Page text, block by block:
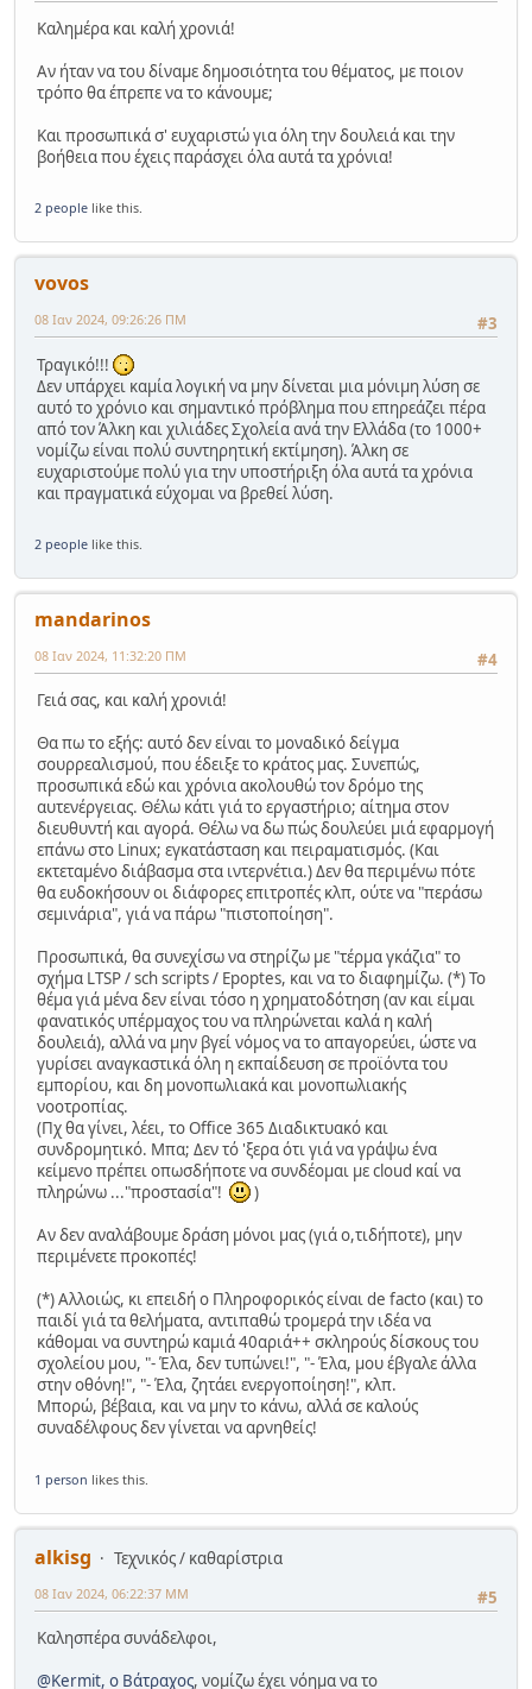
Καλημέρα και καλή χρονιά!
Αν ήταν να του δίναμε δημοσιότητα του θέματος, με ποιον
τρόπο θα έπρεπε να το κάνουμε;
Και προσωπικά σ' ευχαριστώ για όλη την δουλειά και την
βοήθεια που έχεις παράσχει όλα αυτά τα χρόνια!
2 people like this.
vovos
#3
08 Ιαν 2024, 09:26:26 ΠΜ
Τραγικό!!!
Δεν υπάρχει καμία λογική να μην δίνεται μια μόνιμη λύση σε
αυτό το χρόνιο και σημαντικό πρόβλημα που επηρεάζει πέρα
από τον Άλκη και χιλιάδες Σχολεία ανά την Ελλάδα (το 1000+
νομίζω είναι πολύ συντηρητική εκτίμηση). Άλκη σε
ευχαριστούμε πολύ για την υποστήριξη όλα αυτά τα χρόνια
και πραγματικά εύχομαι να βρεθεί λύση.
2 people like this.
mandarinos
#4
08 Ιαν 2024, 11:32:20 ΠΜ
Γειά σας, και καλή χρονιά!
Θα πω το εξής: αυτό δεν είναι το μοναδικό δείγμα
σουρρεαλισμού, που έδειξε το κράτος μας. Συνεπώς,
προσωπικά εδώ και χρόνια ακολουθώ τον δρόμο της
αυτενέργειας. Θέλω κάτι γιά το εργαστήριο; αίτημα στον
διευθυντή και αγορά. Θέλω να δω πώς δουλεύει μιά εφαρμογή
επάνω στο Linux; εγκατάσταση και πειραματισμός. (Και
εκτεταμένο διάβασμα στα ιντερνέτια.) Δεν θα περιμένω πότε
θα ευδοκήσουν οι διάφορες επιτροπές κλπ, ούτε να "περάσω
σεμινάρια", γιά να πάρω "πιστοποίηση".
Προσωπικά, θα συνεχίσω να στηρίζω με "τέρμα γκάζια" το
σχήμα LTSP / sch scripts / Epoptes, και να το διαφημίζω. (*) Το
θέμα γιά μένα δεν είναι τόσο η χρηματοδότηση (αν και είμαι
φανατικός υπέρμαχος του να πληρώνεται καλά η καλή
δουλειά), αλλά να μην βγεί νόμος να το απαγορεύει, ώστε να
γυρίσει αναγκαστικά όλη η εκπαίδευση σε προϊόντα του
εμπορίου, και δη μονοπωλιακά και μονοπωλιακής
νοοτροπίας.
(Πχ θα γίνει, λέει, το Office 365 Διαδικτυακό και
συνδρομητικό. Μπα; Δεν τό 'ξερα ότι γιά να γράψω ένα
κείμενο πρέπει οπωσδήποτε να συνδέομαι με cloud καί να
πληρώνω ..."προστασία"!
)
Αν δεν αναλάβουμε δράση μόνοι μας (γιά ο,τιδήποτε), μην
περιμένετε προκοπές!
(*) Αλλοιώς, κι επειδή ο Πληροφορικός είναι de facto (και) το
παιδί γιά τα θελήματα, αντιπαθώ τρομερά την ιδέα να
κάθομαι να συντηρώ καμιά 40αριά++ σκληρούς δίσκους του
σχολείου μου, "- Έλα, δεν τυπώνει!", "- Έλα, μου έβγαλε άλλα
στην οθόνη!", "- Έλα, ζητάει ενεργοποίηση!", κλπ.
Μπορώ, βέβαια, και να μην το κάνω, αλλά σε καλούς
συναδέλφους δεν γίνεται να αρνηθείς!
1 person likes this.
alkisg
Τεχνικός / καθαρίστρια
#5
08 Ιαν 2024, 06:22:37 ΜΜ
Καλησπέρα συνάδελφοι,
@Kermit, ο Βάτραχος, νομίζω έχει νόημα να το